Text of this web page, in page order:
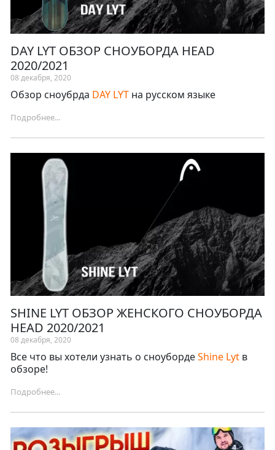
DAY LYT ОБЗОР СНОУБОРДА HEAD
2020/2021
08 декабря, 2020
Обзор сноубрда DAY LYT на русском языке
Подробнее...
SHINE LYT ОБЗОР ЖЕНСКОГО СНОУБОРДА
HEAD 2020/2021
08 декабря, 2020
Все что вы хотели узнать о сноубордеShine Lyt в
обзоре!
Подробнее...